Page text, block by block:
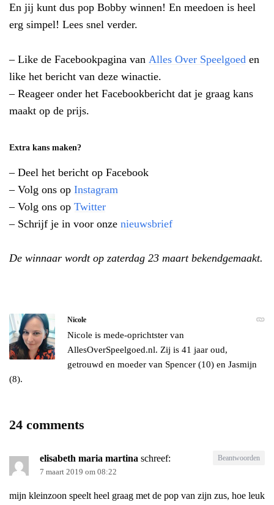
En jij kunt dus pop Bobby winnen! En meedoen is heel
erg simpel! Lees snel verder.
– Like de Facebookpagina van Alles Over Speelgoed en
like het bericht van deze winactie.
– Reageer onder het Facebookbericht dat je graag kans
maakt op de prijs.
Extra kans maken?
– Deel het bericht op Facebook
– Volg ons op Instagram
– Volg ons op Twitter
– Schrijf je in voor onze nieuwsbrief
De winnaar wordt op zaterdag 23 maart bekendgemaakt.
Nicole
Nicole is mede-oprichtster van
AllesOverSpeelgoed.nl. Zij is 41 jaar oud,
getrouwd en moeder van Spencer (10) en Jasmijn
(8).
24 comments
elisabeth maria martina schreef:
7 maart 2019 om 08:22
mijn kleinzoon speelt heel graag met de pop van zijn zus, hoe leuk
Beantwoorden